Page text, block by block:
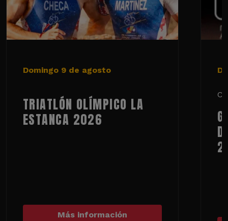
Domingo 9 de agosto
TRIATLÓN OLÍMPICO LA
ESTANCA 2026
Más información